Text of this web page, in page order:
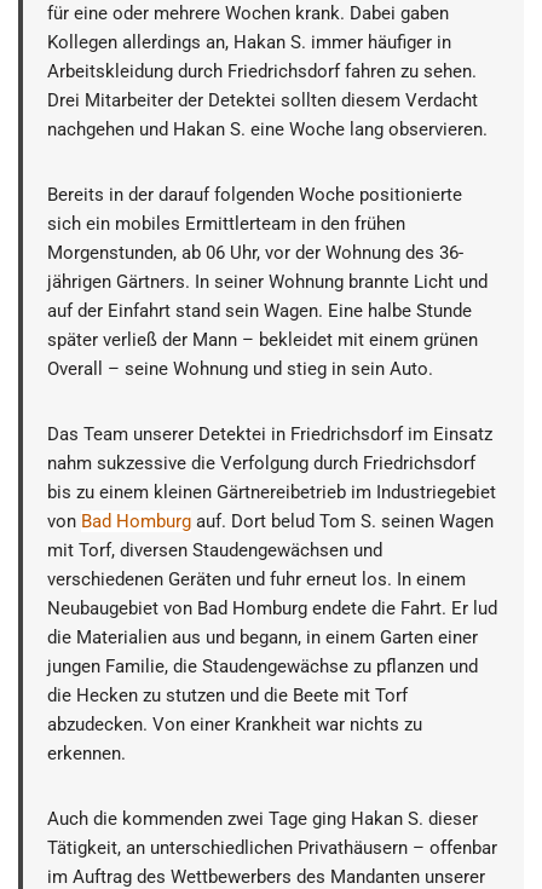
für eine oder mehrere Wochen krank. Dabei gaben
Kollegen allerdings an, Hakan S. immer häufiger in
Arbeitskleidung durch Friedrichsdorf fahren zu sehen.
Drei Mitarbeiter der Detektei sollten diesem Verdacht
nachgehen und Hakan S. eine Woche lang observieren.
Bereits in der darauf folgenden Woche positionierte
sich ein mobiles Ermittlerteam in den frühen
Morgenstunden, ab 06 Uhr, vor der Wohnung des 36-
jährigen Gärtners. In seiner Wohnung brannte Licht und
auf der Einfahrt stand sein Wagen. Eine halbe Stunde
später verließ der Mann – bekleidet mit einem grünen
Overall – seine Wohnung und stieg in sein Auto.
Das Team unserer Detektei in Friedrichsdorf im Einsatz
nahm sukzessive die Verfolgung durch Friedrichsdorf
bis zu einem kleinen Gärtnereibetrieb im Industriegebiet
von Bad Homburg auf. Dort belud Tom S. seinen Wagen
mit Torf, diversen Staudengewächsen und
verschiedenen Geräten und fuhr erneut los. In einem
Neubaugebiet von Bad Homburg endete die Fahrt. Er lud
die Materialien aus und begann, in einem Garten einer
jungen Familie, die Staudengewächse zu pflanzen und
die Hecken zu stutzen und die Beete mit Torf
abzudecken. Von einer Krankheit war nichts zu
erkennen.
Auch die kommenden zwei Tage ging Hakan S. dieser
Tätigkeit, an unterschiedlichen Privathäusern – offenbar
im Auftrag des Wettbewerbers des Mandanten unserer